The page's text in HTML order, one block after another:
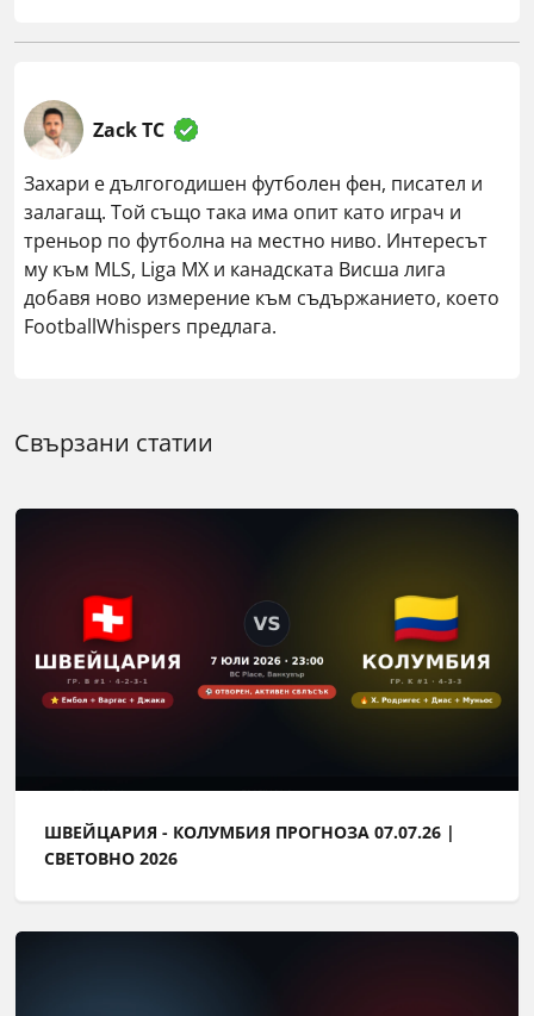
Zack TC
Захари е дългогодишен футболен фен, писател и
залагащ. Той също така има опит като играч и
треньор по футболна на местно ниво. Интересът
му към MLS, Liga MX и канадската Висша лига
добавя ново измерение към съдържанието, което
FootballWhispers предлага.
Свързани статии
ШВЕЙЦАРИЯ - КОЛУМБИЯ ПРОГНОЗА 07.07.26 |
СВЕТОВНО 2026